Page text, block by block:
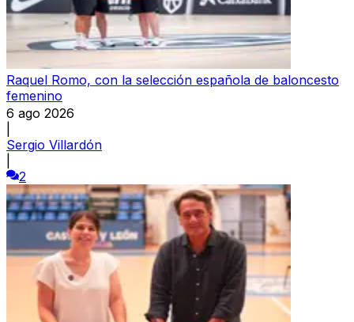
Raquel Romo, con la selección española de baloncesto
femenino
6 ago 2026
Sergio Villardón
2